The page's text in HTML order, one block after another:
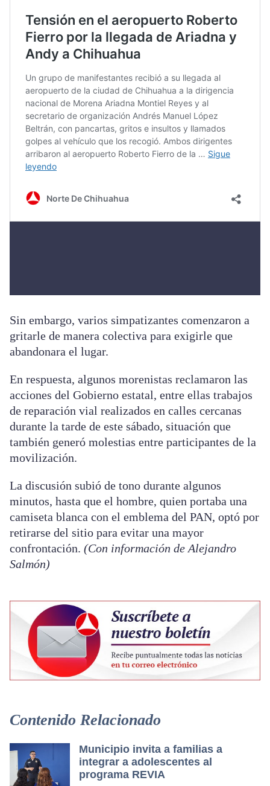
Sin embargo, varios simpatizantes comenzaron a
gritarle de manera colectiva para exigirle que
abandonara el lugar.
En respuesta, algunos morenistas reclamaron las
acciones del Gobierno estatal, entre ellas trabajos
de reparación vial realizados en calles cercanas
durante la tarde de este sábado, situación que
también generó molestias entre participantes de la
movilización.
La discusión subió de tono durante algunos
minutos, hasta que el hombre, quien portaba una
camiseta blanca con el emblema del PAN, optó por
retirarse del sitio para evitar una mayor
confrontación. (Con información de Alejandro
Salmón)
Contenido Relacionado
Municipio invita a familias a
integrar a adolescentes al
programa REVIA